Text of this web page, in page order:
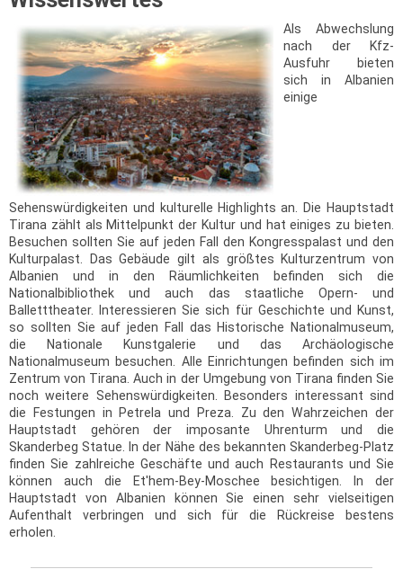
Als Abwechslung
nach der Kfz-
Ausfuhr bieten
sich in Albanien
einige
Sehenswürdigkeiten und kulturelle Highlights an. Die Hauptstadt
Tirana zählt als Mittelpunkt der Kultur und hat einiges zu bieten.
Besuchen sollten Sie auf jeden Fall den Kongresspalast und den
Kulturpalast. Das Gebäude gilt als größtes Kulturzentrum von
Albanien und in den Räumlichkeiten befinden sich die
Nationalbibliothek und auch das staatliche Opern- und
Balletttheater. Interessieren Sie sich für Geschichte und Kunst,
so sollten Sie auf jeden Fall das Historische Nationalmuseum,
die Nationale Kunstgalerie und das Archäologische
Nationalmuseum besuchen. Alle Einrichtungen befinden sich im
Zentrum von Tirana. Auch in der Umgebung von Tirana finden Sie
noch weitere Sehenswürdigkeiten. Besonders interessant sind
die Festungen in Petrela und Preza. Zu den Wahrzeichen der
Hauptstadt gehören der imposante Uhrenturm und die
Skanderbeg Statue. In der Nähe des bekannten Skanderbeg-Platz
finden Sie zahlreiche Geschäfte und auch Restaurants und Sie
können auch die Et'hem-Bey-Moschee besichtigen. In der
Hauptstadt von Albanien können Sie einen sehr vielseitigen
Aufenthalt verbringen und sich für die Rückreise bestens
erholen.